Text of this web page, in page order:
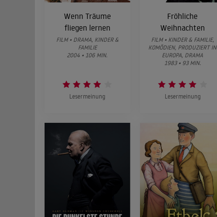
Wenn Träume
fliegen lernen
FILM • DRAMA, KINDER &
FAMILIE
2004 • 106 MIN.
Lesermeinung
Fröhliche
Weihnachten
FILM • KINDER & FAMILIE,
KOMÖDIEN, PRODUZIERT IN
EUROPA, DRAMA
1983 • 93 MIN.
Lesermeinung